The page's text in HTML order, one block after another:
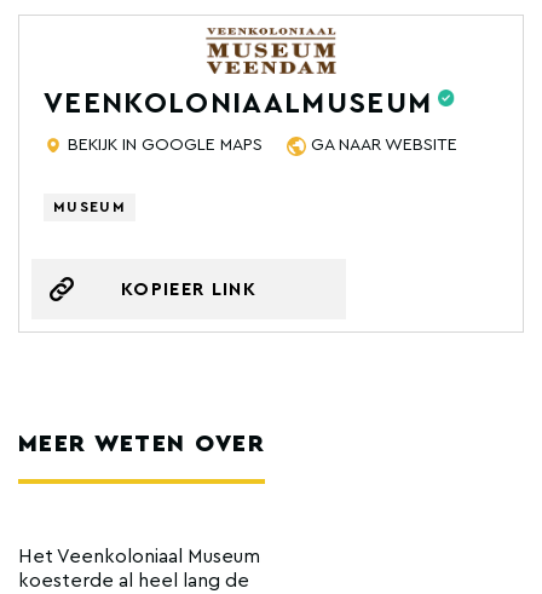
VEENKOLONIAALMUSEUM
BEKIJK IN GOOGLE MAPS GA NAAR WEBSITE
MUSEUM
KOPIEER LINK
MEER WETEN OVER
Het Veenkoloniaal Museum
koesterde al heel lang de